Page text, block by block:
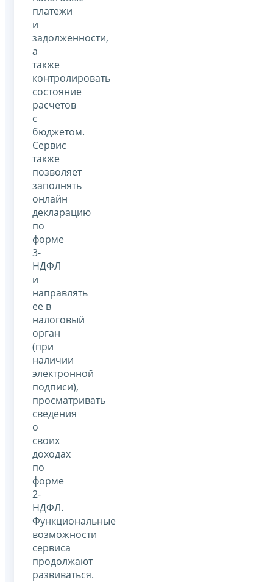
платежи
и
задолженности,
а
также
контролировать
состояние
расчетов
с
бюджетом.
Сервис
также
позволяет
заполнять
онлайн
декларацию
по
форме
3-
НДФЛ
и
направлять
ее в
налоговый
орган
(при
наличии
электронной
подписи),
просматривать
сведения
о
своих
доходах
по
форме
2-
НДФЛ.
Функциональные
возможности
сервиса
продолжают
развиваться.